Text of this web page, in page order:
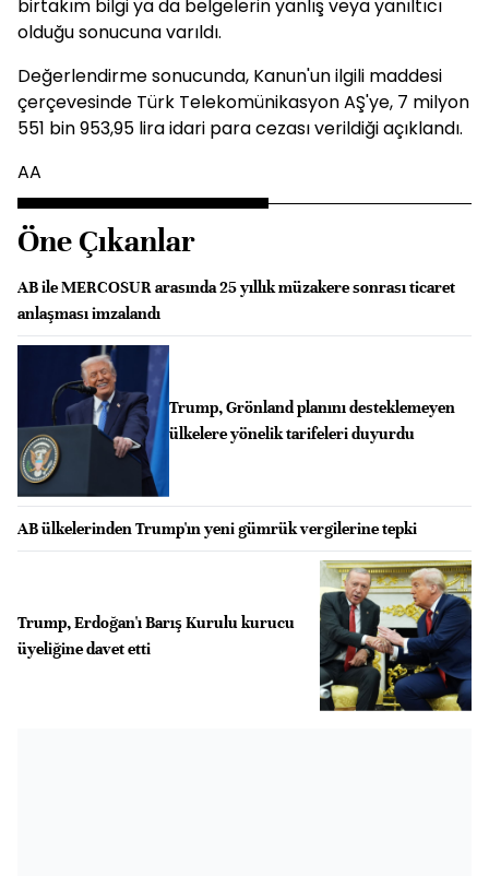
birtakım bilgi ya da belgelerin yanlış veya yanıltıcı
olduğu sonucuna varıldı.
Değerlendirme sonucunda, Kanun'un ilgili maddesi
çerçevesinde Türk Telekomünikasyon AŞ'ye, 7 milyon
551 bin 953,95 lira idari para cezası verildiği açıklandı.
AA
Öne Çıkanlar
AB ile MERCOSUR arasında 25 yıllık müzakere sonrası ticaret
anlaşması imzalandı
Trump, Grönland planını desteklemeyen
ülkelere yönelik tarifeleri duyurdu
AB ülkelerinden Trump'ın yeni gümrük vergilerine tepki
Trump, Erdoğan'ı Barış Kurulu kurucu
üyeliğine davet etti